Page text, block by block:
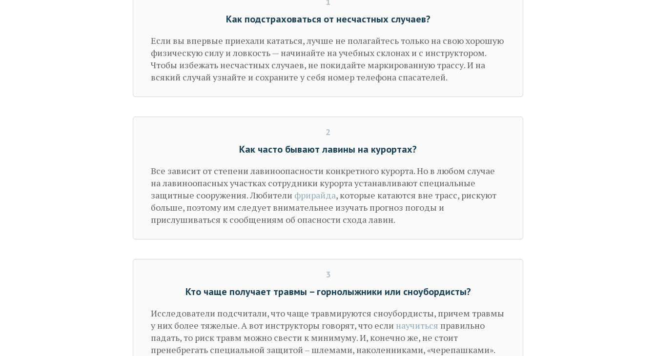
Как подстраховаться от несчастных случаев?
Если вы впервые приехали кататься, лучше не полагайтесь только на свою хорошую
физическую силу и ловкость — начинайте на учебных склонах и с инструктором.
Чтобы избежать несчастных случаев, не покидайте маркированную трассу. И на
всякий случай узнайте и сохраните у себя номер телефона спасателей.
2
Как часто бывают лавины на курортах?
Все зависит от степени лавиноопасности конкретного курорта. Но в любом случае
на лавиноопасных участках сотрудники курорта устанавливают специальные
защитные сооружения. Любители фрирайда, которые катаются вне трасс, рискуют
больше, поэтому им следует внимательнее изучать прогноз погоды и
прислушиваться к сообщениям об опасности схода лавин.
3
Кто чаще получает травмы – горнолыжники или сноубордисты?
Исследователи подсчитали, что чаще травмируются сноубордисты, причем травмы
у них более тяжелые. А вот инструкторы говорят, что если научиться правильно
падать, то риск травм можно свести к минимуму. И, конечно же, не стоит
пренебрегать специальной защитой – шлемами, наколенниками, «черепашками».